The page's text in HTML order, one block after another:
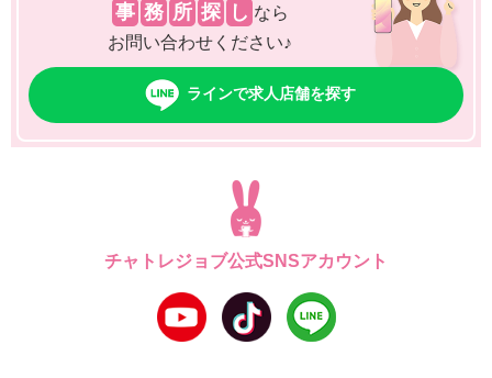
事 務 所 探 し なら
お問い合わせください♪
ラインで求人店舗を探す
チャトレジョブ公式SNSアカウント